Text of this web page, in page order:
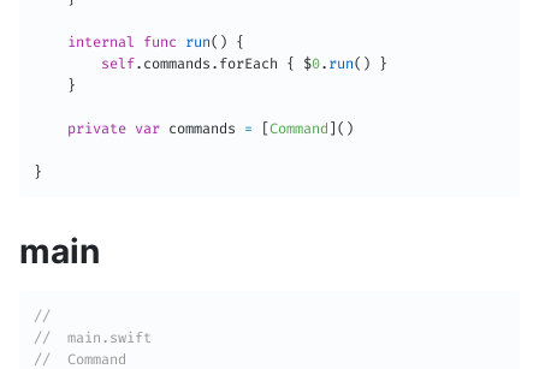
internal func run( )
{
self. commands . forEach { $0. run( )
}
}
private var commands = Command ( )
}
main
//
//  main.swift
//  Command